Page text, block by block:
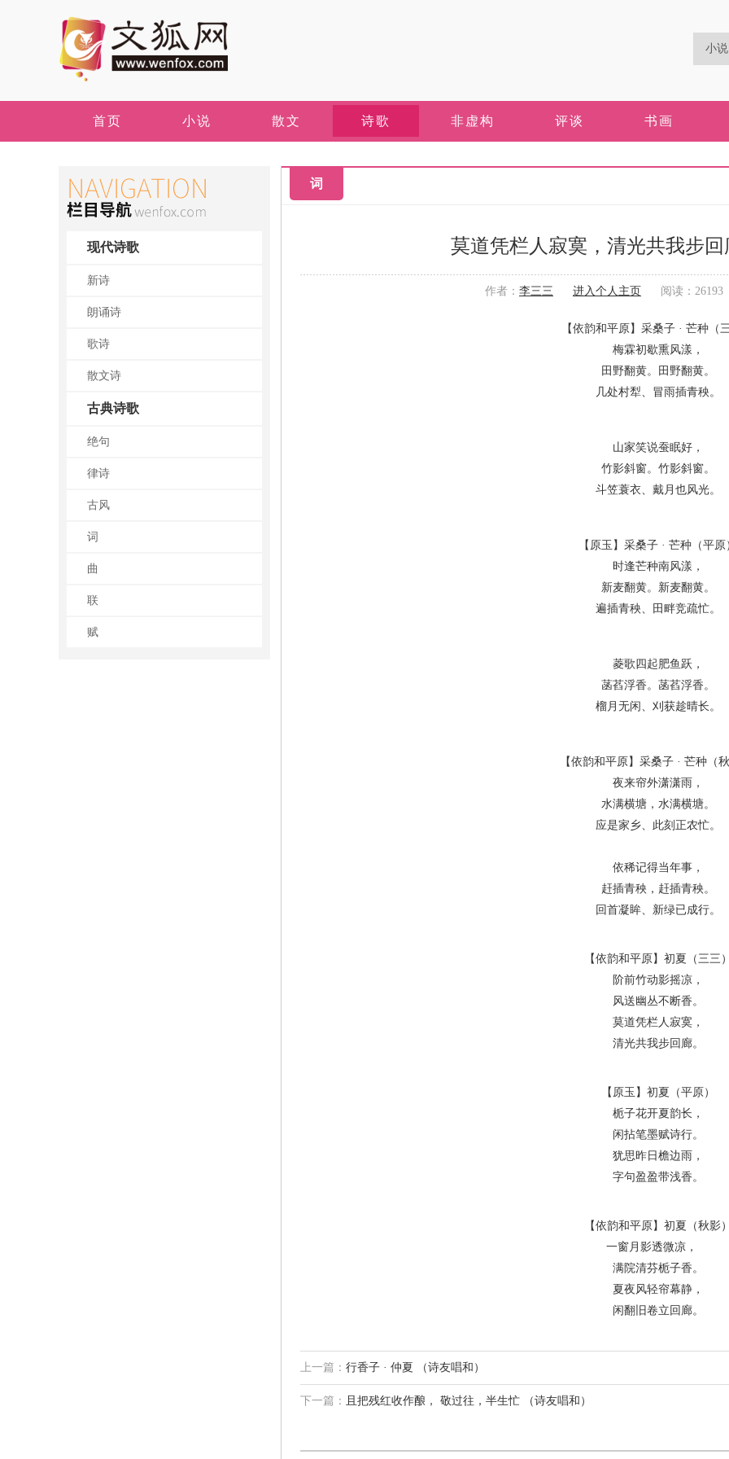
首页 小说 散文 诗歌 非虚构 评谈 书画
现代诗歌
新诗
朗诵诗
歌诗
散文诗
古典诗歌
绝句
律诗
古风
词
曲
联
赋
词
莫道凭栏人寂寞，清光共我步
作者： 李三三 进入个人主页 阅读：26193
【依韵和平原】采桑子 · 芒种（
梅霖初歇熏风漾，
田野翻黄。田野翻黄。
几处村犁、冒雨插青秧。
山家笑说蚕眠好，
竹影斜窗。竹影斜窗。
斗笠蓑衣、戴月也风光。
【原玉】采桑子 · 芒种（平原
时逢芒种南风漾，
新麦翻黄。新麦翻黄。
遍插青秧、田畔竞疏忙。
菱歌四起肥鱼跃，
菡萏浮香。菡萏浮香。
榴月无闲、刈获趁晴长。
【依韵和平原】采桑子 · 芒种（
夜来帘外潇潇雨，
水满横塘，水满横塘。
应是家乡、此刻正农忙。
依稀记得当年事，
赶插青秧，赶插青秧。
回首凝眸、新绿已成行。
【依韵和平原】初夏（三三
阶前竹动影摇凉，
风送幽丛不断香。
莫道凭栏人寂寞，
清光共我步回廊。
【原玉】初夏（平原）
栀子花开夏韵长，
闲拈笔墨赋诗行。
犹思昨日檐边雨，
字句盈盈带浅香。
【依韵和平原】初夏（秋影
一窗月影透微凉，
满院清芬栀子香。
夏夜风轻帘幕静，
闲翻旧卷立回廊。
上一篇： 行香子 · 仲夏 （诗友唱和）
下一篇： 且把残红收作酿， 敬过往，半生忙 （诗友唱和）